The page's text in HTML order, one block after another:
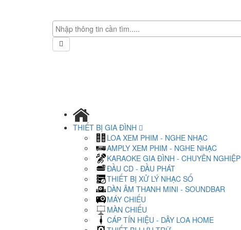
THIẾT BỊ GIA ĐÌNH
LOA XEM PHIM - NGHE NHẠC
AMPLY XEM PHIM - NGHE NHẠC
KARAOKE GIA ĐÌNH - CHUYÊN NGHIỆP
ĐẦU CD - ĐẦU PHÁT
THIẾT BỊ XỬ LÝ NHẠC SỐ
DÀN ÂM THANH MINI - SOUNDBAR
MÁY CHIẾU
MÀN CHIẾU
CÁP TÍN HIỆU - DÂY LOA HOME